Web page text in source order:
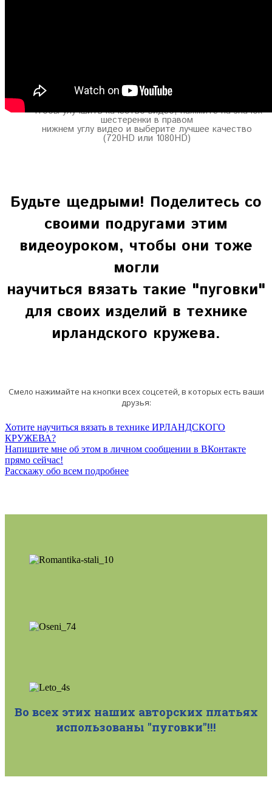
Чтобы улучшить качество видео, нажмите на значок
шестеренки в правом
нижнем углу видео и выберите лучшее качество
(720HD или 1080HD)
Будьте щедрыми! Поделитесь со
своими подругами этим
видеоуроком, чтобы они тоже
могли
научиться вязать такие "пуговки"
для своих изделий в технике
ирландского кружева.
Смело нажимайте на кнопки всех соцсетей, в которых есть ваши
друзья:
Хотите научиться вязать в технике ИРЛАНДСКОГО
КРУЖЕВА?
Напишите мне об этом в личном сообщении в ВКонтакте
прямо сейчас!
Расскажу обо всем подробнее
Во всех этих наших авторских платьях
использованы "пуговки"!!!